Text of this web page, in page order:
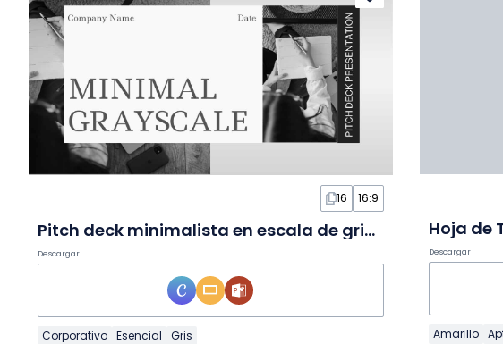
16 16:9
Pitch deck minimalista en escala de grises en Diapositivas
Descargar
Corporativo Esencial Gris
Descargar
Amarillo